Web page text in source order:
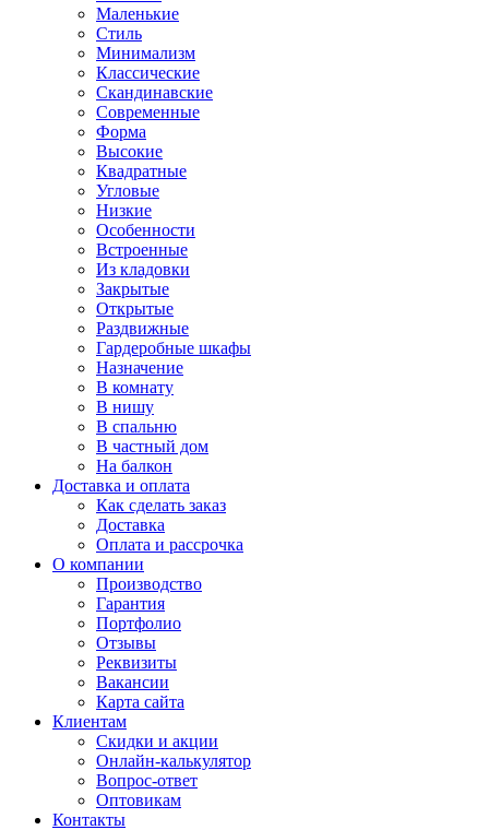
Маленькие
Стиль
Минимализм
Классические
Скандинавские
Современные
Форма
Высокие
Квадратные
Угловые
Низкие
Особенности
Встроенные
Из кладовки
Закрытые
Открытые
Раздвижные
Гардеробные шкафы
Назначение
В комнату
В нишу
В спальню
В частный дом
На балкон
Доставка и оплата
Как сделать заказ
Доставка
Оплата и рассрочка
О компании
Производство
Гарантия
Портфолио
Отзывы
Реквизиты
Вакансии
Карта сайта
Клиентам
Скидки и акции
Онлайн-калькулятор
Вопрос-ответ
Оптовикам
Контакты